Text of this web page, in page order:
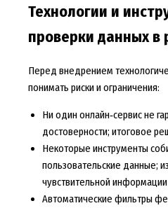
Технологии и
проверки данных в
Перед внедрением
понимать риски и ограничения:
Ни один онлайн‑сервис не
достоверности; итоговое
Некоторые инструменты
пользовательские данные;
чувствительной
Автоматические фильтры